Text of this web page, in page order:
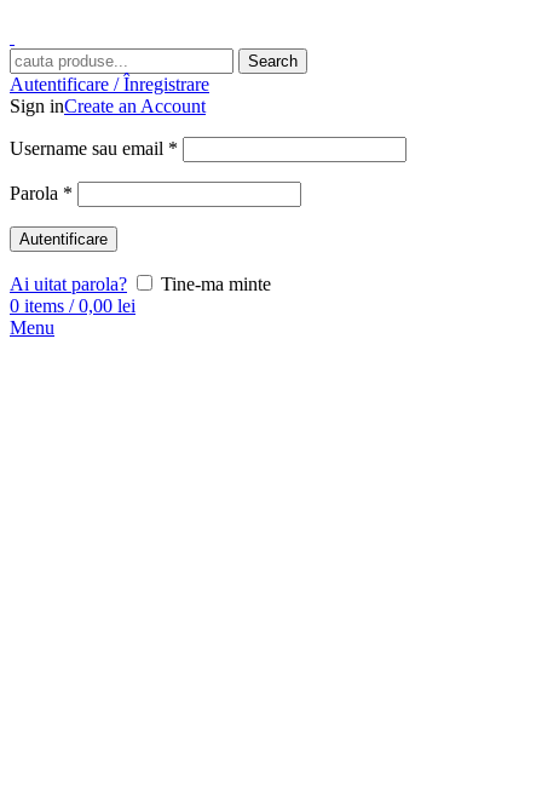
Search
Autentificare / Înregistrare
Sign inCreate an Account
Username sau email *
Parola *
Autentificare
Ai uitat parola?
Tine-ma minte
0 items / 0,00 lei
Menu